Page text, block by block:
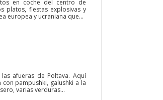
en coche del centro de
platos, fiestas explosivas y
europea y ucraniana que...
afueras de Poltava. Aquí
pampushki, galushki a la
varias verduras...